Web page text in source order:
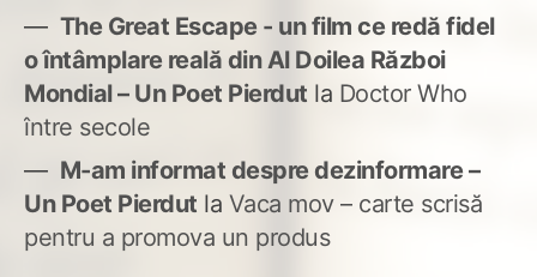
The Great Escape - un film ce redă fidel
o întâmplare reală din Al Doilea Război
Mondial – Un Poet Pierdut la Doctor Who
între secole
M-am informat despre dezinformare –
Un Poet Pierdut la Vaca mov – carte scrisă
pentru a promova un produs